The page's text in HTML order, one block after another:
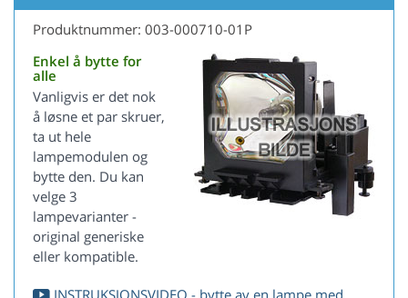
Produktnummer: 003-000710-01P
Enkel å bytte for
alle
Vanligvis er det nok
å løsne et par skruer,
ta ut hele
lampemodulen og
bytte den. Du kan
velge 3
lampevarianter -
original generiske
eller kompatible.